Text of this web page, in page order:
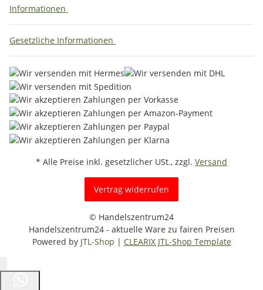
Informationen
Gesetzliche Informationen
* Alle Preise inkl. gesetzlicher USt., zzgl. Versand
Vertrag widerrufen
© Handelszentrum24
Handelszentrum24 - aktuelle Ware zu fairen Preisen
Powered by JTL-Shop | CLEARIX JTL-Shop Template